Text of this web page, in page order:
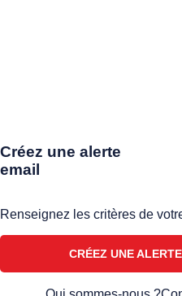
Créez une alerte
email
Renseignez les critères de
CRÉEZ UNE ALERTE